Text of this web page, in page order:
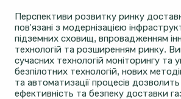
Перспективи розвитку ринку
пов'язані з модернізацією
підземних сховищ, впровадженням
технологій та розширенням ринку.
сучасних технологій моніторингу та
безпілотних технологій, нових
та автоматизації процесів
ефективність та безпеку доставки